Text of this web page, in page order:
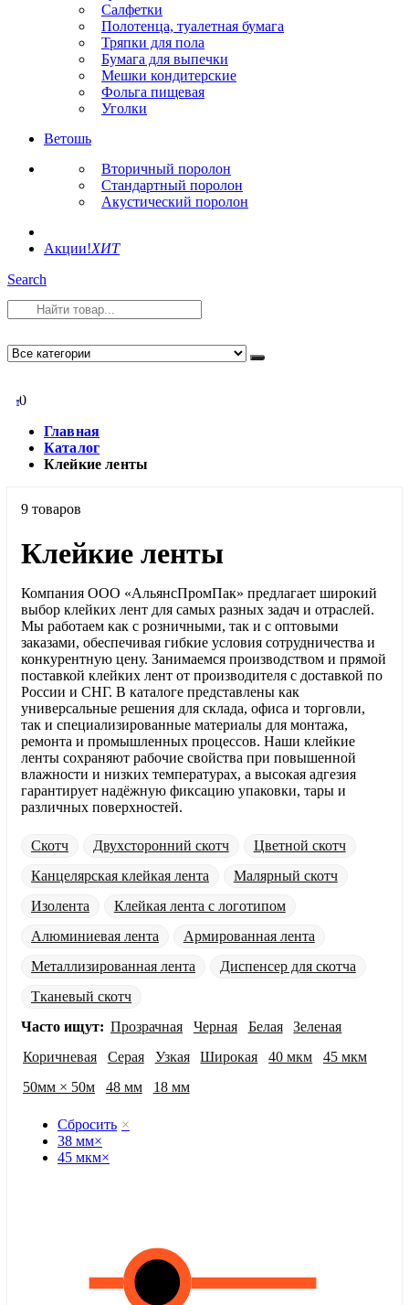
Салфетки
Полотенца, туалетная бумага
Тряпки для пола
Бумага для выпечки
Мешки кондитерские
Фольга пищевая
Уголки
Ветошь
Вторичный поролон
Стандартный поролон
Акустический поролон
Акции!ХИТ
Search
00
Главная
Каталог
Клейкие ленты
9 товаров
Клейкие ленты
Компания ООО «АльянсПромПак» предлагает широкий
выбор клейких лент для самых разных задач и отраслей.
Мы работаем как с розничными, так и с оптовыми
заказами, обеспечивая гибкие условия сотрудничества и
конкурентную цену. Занимаемся производством и прямой
поставкой клейких лент от производителя с доставкой по
России и СНГ. В каталоге представлены как
универсальные решения для склада, офиса и торговли,
так и специализированные материалы для монтажа,
ремонта и промышленных процессов. Наши клейкие
ленты сохраняют рабочие свойства при повышенной
влажности и низких температурах, а высокая адгезия
гарантирует надёжную фиксацию упаковки, тары и
различных поверхностей.
Скотч Двухсторонний скотч
Цветной скотч
Канцелярская клейкая лента
Малярный скотч
Изолента
Клейкая лента с логотипом
Алюминиевая лента
Армированная лента
Металлизированная лента
Диспенсер для скотча
Тканевый скотч
Часто ищут: Прозрачная Черная Белая
Зеленая
Коричневая
Серая Узкая Широкая 40 мкм
45 мкм
50мм × 50м
48 мм 18 мм
Сбросить ×
38 мм×
45 мкм×